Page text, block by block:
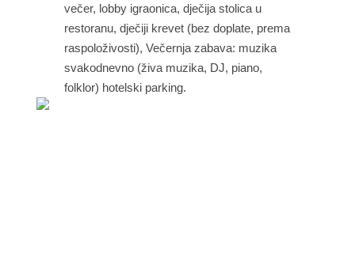
večer, lobby igraonica, dječija stolica u
restoranu, dječiji krevet (bez doplate, prema
raspoloživosti), Večernja zabava: muzika
svakodnevno (živa muzika, DJ, piano,
folklor) hotelski parking.